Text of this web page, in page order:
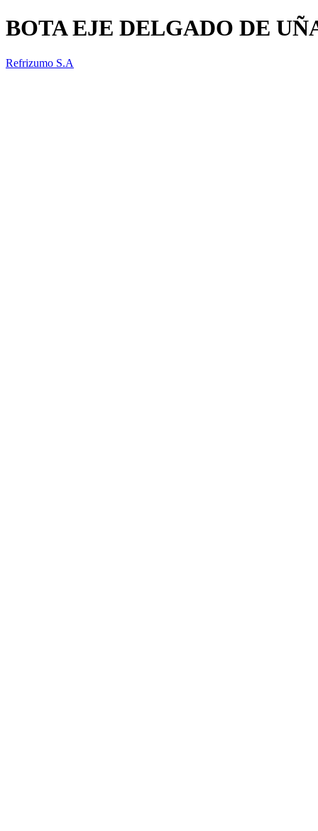
BOTA EJE DELGADO DE
Refrizumo S.A